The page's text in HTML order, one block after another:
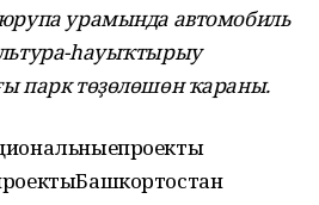
урамында автомобиль
һауыҡтырыу
парк төҙөлөшөн ҡараны.